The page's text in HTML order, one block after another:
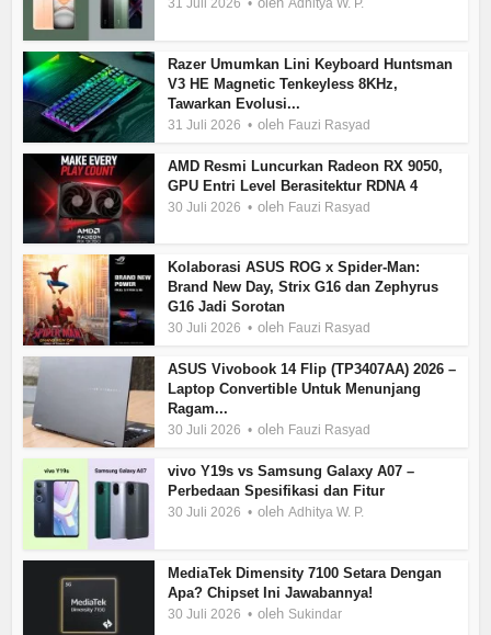
31 Juli 2026 Adhitya W. P.
Razer Umumkan Lini Keyboard Huntsman
V3 HE Magnetic Tenkeyless 8KHz,
Tawarkan Evolusi...
31 Juli 2026 oleh Fauzi Rasyad
AMD Resmi Luncurkan Radeon RX 9050,
GPU Entri Level Berasitektur RDNA 4
30 Juli 2026 oleh Fauzi Rasyad
Kolaborasi ASUS ROG x Spider-Man:
Brand New Day, Strix G16 dan Zephyrus
G16 Jadi Sorotan
30 Juli 2026 oleh Fauzi Rasyad
ASUS Vivobook 14 Flip (TP3407AA) 2026 –
Laptop Convertible Untuk Menunjang
Ragam...
30 Juli 2026 oleh Fauzi Rasyad
vivo Y19s vs Samsung Galaxy A07 –
Perbedaan Spesifikasi dan Fitur
30 Juli 2026 olehAdhitya W. P.
MediaTek Dimensity 7100 Setara Dengan
Apa? Chipset Ini Jawabannya!
30 Juli 2026 oleh Sukindar